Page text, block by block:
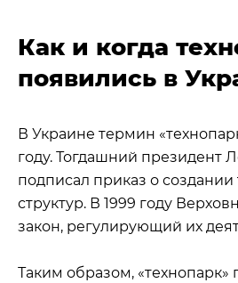
Как и когда
появились в
В Украине термин
году. Тогдашний президент
подписал приказ о создании
структур. В 1999 году
закон, регулирующий их
Таким образом, «технопарк»